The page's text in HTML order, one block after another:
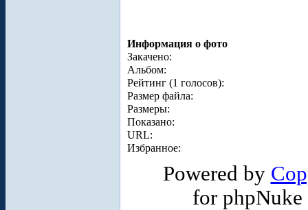
Информация о фото
Закачено:
Альбом:
Рейтинг (1 голосов):
Размер файла:
Размеры:
Показано:
URL:
Избранное:
Powered by
for